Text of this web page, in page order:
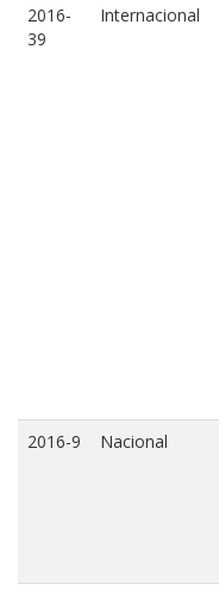
2016-
39
Internacional
2016-9 Nacional